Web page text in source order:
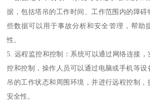
据，包括塔吊的工作时间、工作范围内的障碍
些数据可以用于事故分析和安全管理，帮助
性。
5. 远程监控和控制：系统可以通过网络连接
控和控制，操作人员可以通过电脑或手机等设
吊的工作状态和周围环境，并进行远程控制，
安全性。